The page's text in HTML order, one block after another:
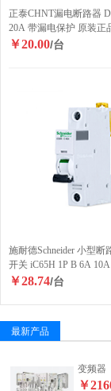
正泰CHNT漏电断路器
20A 带漏电保护 原装正
￥20.00/台
施耐德Schneider 小型断
开关 iC65H 1P B 6A
￥28.74/台
最新产品
变频器
￥